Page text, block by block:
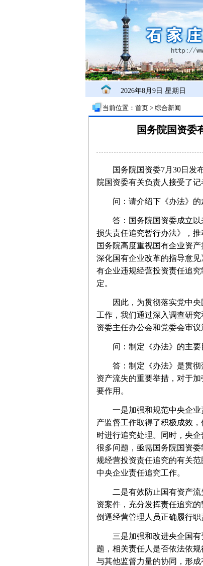
2026年8月9日 星期日
当前位置： 首页 > 综合新闻
国务院国资委
国务院国资委7月30日发布
院国资委有关负责人接受了记
问：请介绍下《办法》的
答：国务院国资委成立以来
损失责任追究暂行办法》，
国务院高度重视国有企业资
深化国有企业改革的指导意
有企业违规经营投资责任追
定。
因此，为贯彻落实党中央
工作，我们通过深入调查研
资委主任办公会和党委会审
问：制定《办法》的主要
答：制定《办法》是贯彻
资产流失的重要举措，对于
要作用。
一是加强和规范中央企业
产监督工作取得了积极成效
时进行追究处理。同时，央
很多问题，亟需国务院国资
规经营投资责任追究的有关
中央企业责任追究工作。
二是有效防止国有资产流失
资案件，充分发挥责任追究
倒逼经营管理人员正确履行
三是加强和改进央企国有
题，相关责任人是否依法依
与其他监督力量的协同，形